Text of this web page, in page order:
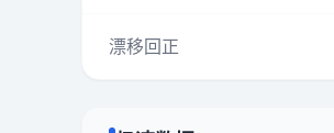
漂移回正